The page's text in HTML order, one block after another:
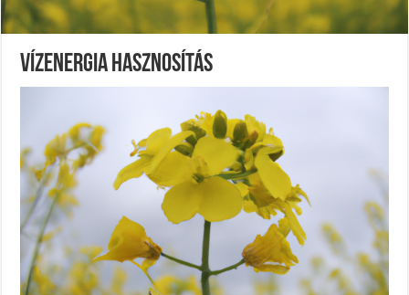
Vízenergia Hasznosítás